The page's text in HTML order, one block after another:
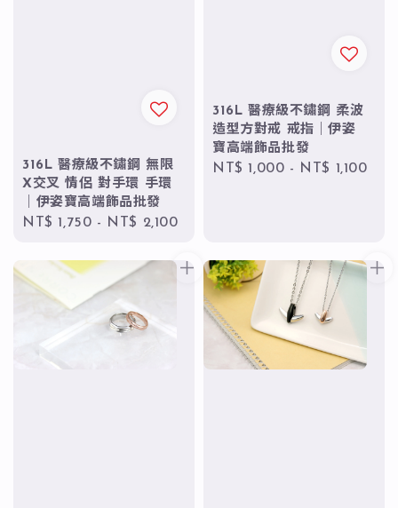
316L 醫療級不鏽鋼 無限
X交叉 情侶 對手環 手環
｜伊姿寶高端飾品批發
Regular
NT$ 1,750 - NT$ 2,100
316L 醫療級不鏽鋼 柔波
造型方對戒 戒指｜伊姿
寶高端飾品批發
Regular
NT$ 1,000 - NT$ 1,100